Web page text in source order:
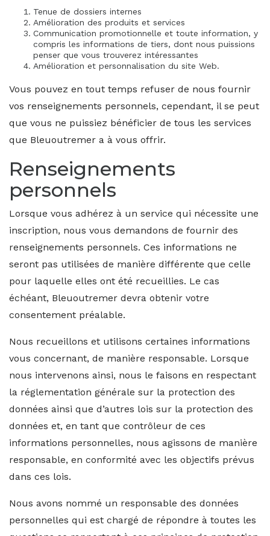
Tenue de dossiers internes
Amélioration des produits et services
Communication promotionnelle et toute information, y
compris les informations de tiers, dont nous puissions
penser que vous trouverez intéressantes
Amélioration et personnalisation du site Web.
Vous pouvez en tout temps refuser de nous fournir
vos renseignements personnels, cependant, il se peut
que vous ne puissiez bénéficier de tous les services
que Bleuoutremer a à vous offrir.
Renseignements
personnels
Lorsque vous adhérez à un service qui nécessite une
inscription, nous vous demandons de fournir des
renseignements personnels. Ces informations ne
seront pas utilisées de manière différente que celle
pour laquelle elles ont été recueillies. Le cas
échéant, Bleuoutremer devra obtenir votre
consentement préalable.
Nous recueillons et utilisons certaines informations
vous concernant, de manière responsable. Lorsque
nous intervenons ainsi, nous le faisons en respectant
la réglementation générale sur la protection des
données ainsi que d’autres lois sur la protection des
données et, en tant que contrôleur de ces
informations personnelles, nous agissons de manière
responsable, en conformité avec les objectifs prévus
dans ces lois.
Nous avons nommé un responsable des données
personnelles qui est chargé de répondre à toutes les